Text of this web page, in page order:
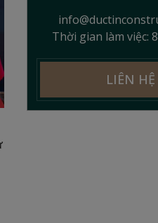
Thời gian làm việc:
LIÊN HỆ